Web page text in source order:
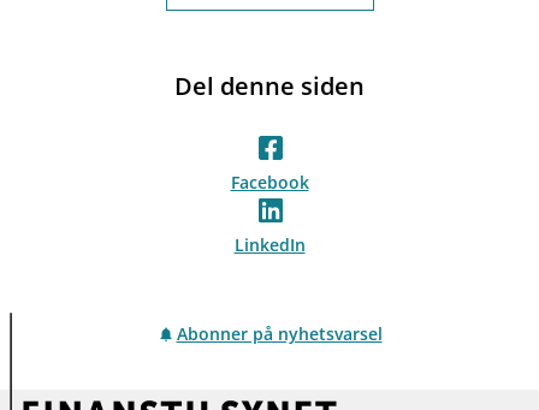
Del denne siden
Facebook
LinkedIn
Abonner på nyhetsvarsel